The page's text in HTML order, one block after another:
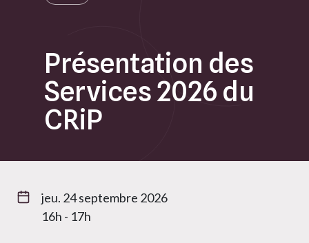
Présentation des
Services 2026 du
CRiP
jeu. 24 septembre 2026
16h - 17h